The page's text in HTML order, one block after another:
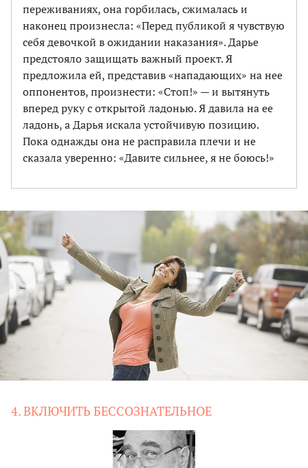
переживаниях, она горбилась, сжималась и
наконец произнесла: «Перед публикой я чувствую
себя девочкой в ожидании наказания». Дарье
предстояло защищать важный проект. Я
предложила ей, представив «нападающих» на нее
оппонентов, произнести: «Стоп!» — и вытянуть
вперед руку с открытой ладонью. Я давила на ее
ладонь, а Дарья искала устойчивую позицию.
Пока однажды она не расправила плечи и не
сказала уверенно: «Давите сильнее, я не боюсь!»
4. ВКЛЮЧИТЬ БЕССОЗНАТЕЛЬНОЕ